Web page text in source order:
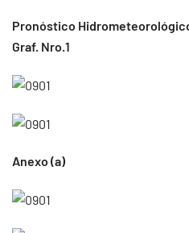
Pronóstico
Graf. Nro.1
Anexo (a)